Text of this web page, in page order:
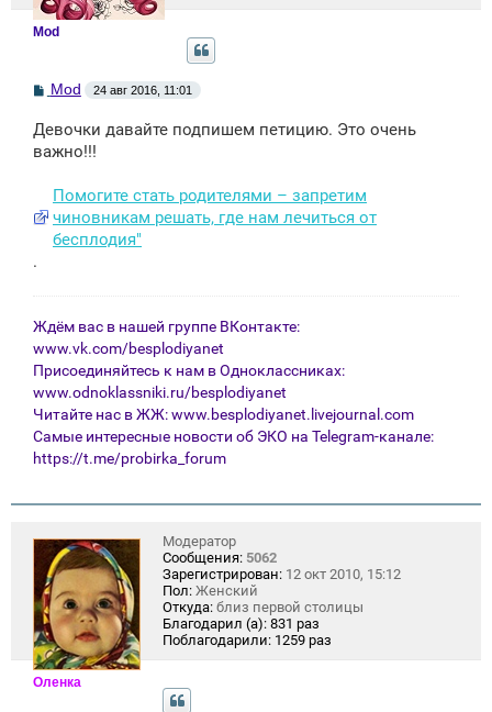
Mod
С
б
щ
е
Mod 24 авг 2016, 11:01
Девочки давайте подпишем петицию. Это очень
важно!!!
Помогите стать родителями – запретим
чиновникам решать, где нам лечиться от
бесплодия"
.
Ждём вас в нашей группе ВКонтакте:
www.vk.com/besplodiyanet
Присоединяйтесь к нам в Одноклассниках:
www.odnoklassniki.ru/besplodiyanet
Читайте нас в ЖЖ:www.besplodiyanet.livejournal.com
Самые интересные новости об ЭКО на Telegram-канале:
https://t.me/probirka_forum
Оленка
Модератор
Сообщения: 5062
Зарегистрирован: 12 окт 2010, 15:12
Пол: Женский
Откуда: близ первой столицы
Благодарил (а): 831 раз
Поблагодарили: 1259 раз